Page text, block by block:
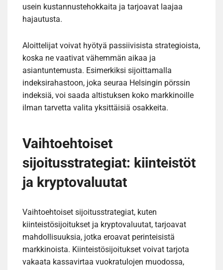
usein kustannustehokkaita ja tarjoavat laajaa
hajautusta.
Aloittelijat voivat hyötyä passiivisista strategioista,
koska ne vaativat vähemmän aikaa ja
asiantuntemusta. Esimerkiksi sijoittamalla
indeksirahastoon, joka seuraa Helsingin pörssin
indeksiä, voi saada altistuksen koko markkinoille
ilman tarvetta valita yksittäisiä osakkeita.
Vaihtoehtoiset
sijoitusstrategiat: kiinteistöt
ja kryptovaluutat
Vaihtoehtoiset sijoitusstrategiat, kuten
kiinteistösijoitukset ja kryptovaluutat, tarjoavat
mahdollisuuksia, jotka eroavat perinteisistä
markkinoista. Kiinteistösijoitukset voivat tarjota
vakaata kassavirtaa vuokratulojen muodossa,